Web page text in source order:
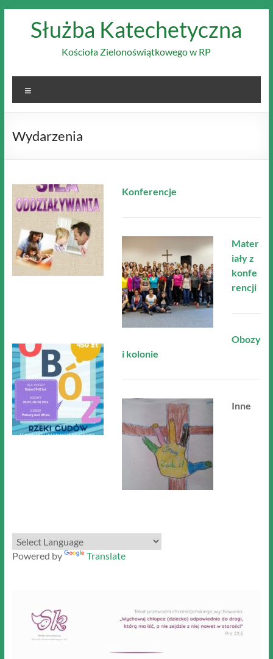
contentSłużba Katechetyczna
Kościoła Zielonoświątkowego w RP
Wydarzenia
Konferencje
Mater
iały z
konfe
rencji
Obozy
i kolonie
Inne
Powered by Translate